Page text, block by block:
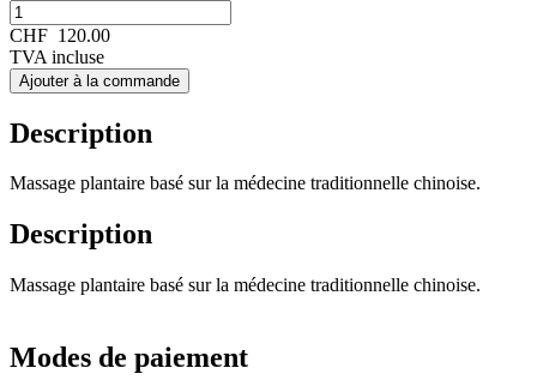
CHF 120.00
TVA incluse
Ajouter à la commande
Description
Massage plantaire basé sur la médecine traditionnelle chinoise.
Description
Massage plantaire basé sur la médecine traditionnelle chinoise.
Modes de paiement